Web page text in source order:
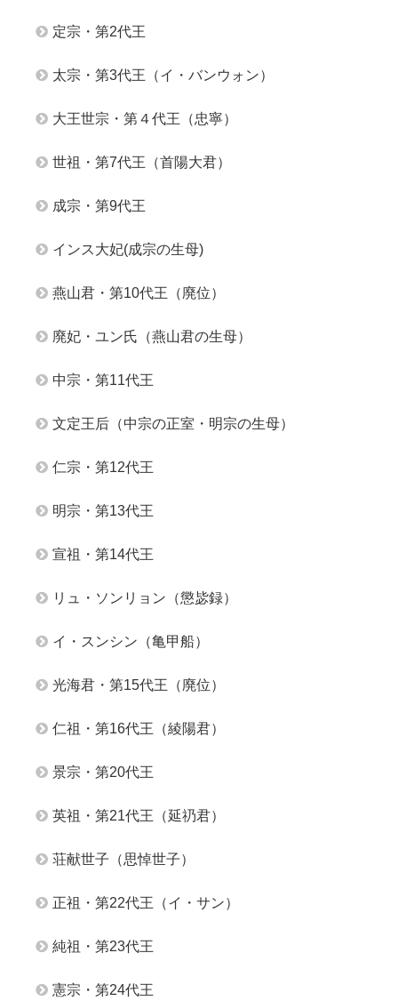
定宗・第2代王
太宗・第3代王（イ・バンウォン）
大王世宗・第４代王（忠寧）
世祖・第7代王（首陽大君）
成宗・第9代王
インス大妃(成宗の生母)
燕山君・第10代王（廃位）
廃妃・ユン氏（燕山君の生母）
中宗・第11代王
文定王后（中宗の正室・明宗の生母）
仁宗・第12代王
明宗・第13代王
宣祖・第14代王
リュ・ソンリョン（懲毖録）
イ・スンシン（亀甲船）
光海君・第15代王（廃位）
仁祖・第16代王（綾陽君）
景宗・第20代王
英祖・第21代王（延礽君）
荘献世子（思悼世子）
正祖・第22代王（イ・サン）
純祖・第23代王
憲宗・第24代王